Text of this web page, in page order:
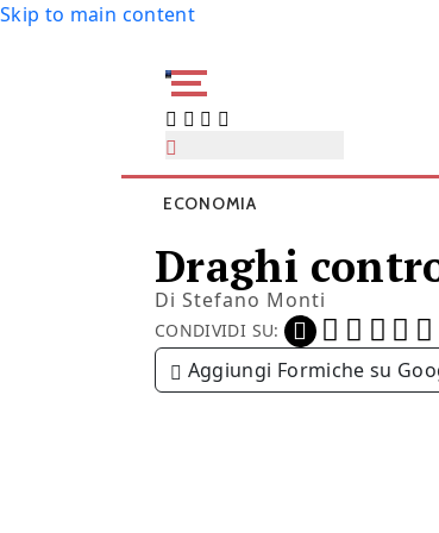
Skip to main content
ECONOMIA
Draghi
Di Stefano Monti
CONDIVIDI SU:
Aggiungi Formiche su